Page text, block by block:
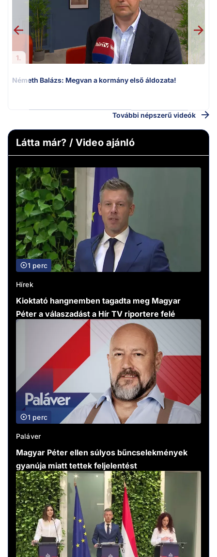
1.
Németh Balázs: Megvan a kormány első áldozata!
További népszerű videók
Látta már? / Video ajánló
1 perc
Hírek
Kioktató hangnemben tagadta meg Magyar
Péter a válaszadást a Hír TV riportere felé
1 perc
Paláver
Magyar Péter ellen súlyos bűncselekmények
gyanúja miatt tettek feljelentést